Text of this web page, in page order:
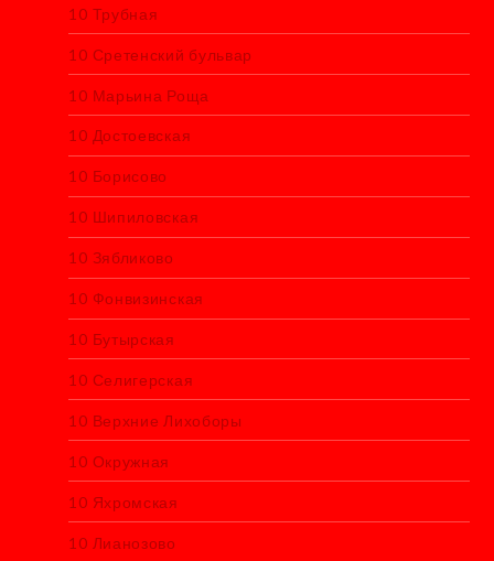
10 Трубная
10 Сретенский бульвар
10 Марьина Роща
10 Достоевская
10 Борисово
10 Шипиловская
10 Зябликово
10 Фонвизинская
10 Бутырская
10 Селигерская
10 Верхние Лихоборы
10 Окружная
10 Яхромская
10 Лианозово